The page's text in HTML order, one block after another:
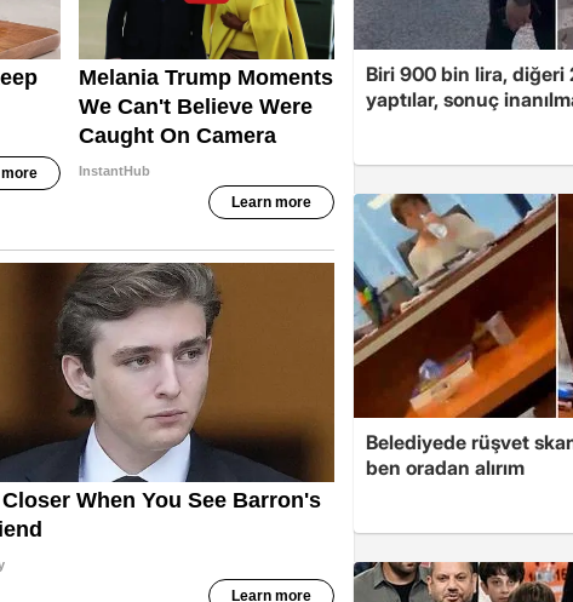
Biri 900 bin lira, diğeri
yaptılar, sonuç
Belediyede rüşvet
ben oradan alırım